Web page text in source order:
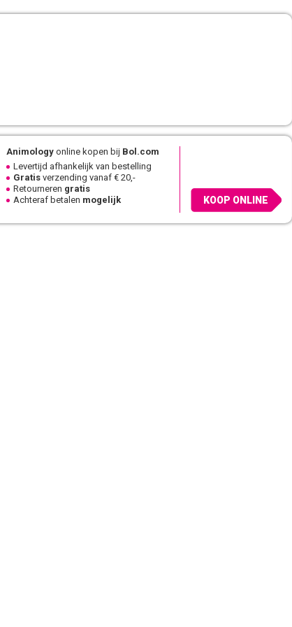
Animology online kopen bij Bol.com
Levertijd afhankelijk van bestelling
Gratis verzending vanaf € 20,-
Retourneren gratis
Achteraf betalen mogelijk KOOP ONLINE